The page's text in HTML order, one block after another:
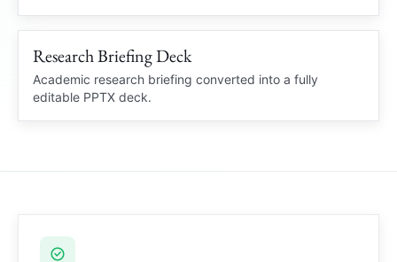
RESEARCH BRIEF
Citation notes and diagrams rebuilt
Research Briefing Deck
Academic research briefing converted into a fully
editable PPTX deck.